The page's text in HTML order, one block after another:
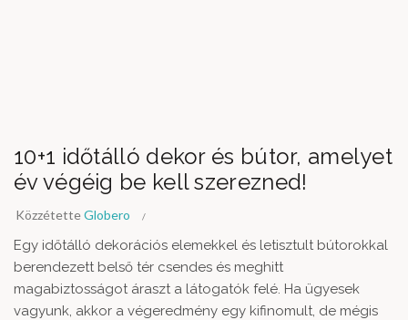
10+1 időtálló dekor és bútor, amelyet
év végéig be kell szerezned!
KözzétetteGlobero
Egy időtálló dekorációs elemekkel és letisztult bútorokkal
berendezett belső tér csendes és meghitt
magabiztosságot áraszt a látogatók felé. Ha ügyesek
vagyunk, akkor a végeredmény egy kifinomult, de mégis